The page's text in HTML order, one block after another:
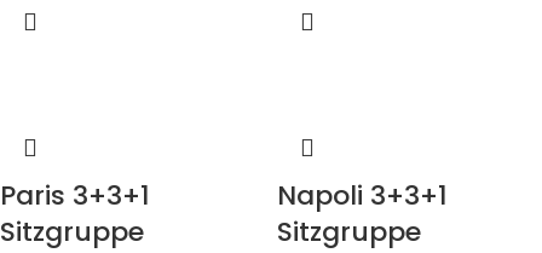
Paris 3+3+1
Sitzgruppe
Napoli 3+3+1
Sitzgruppe